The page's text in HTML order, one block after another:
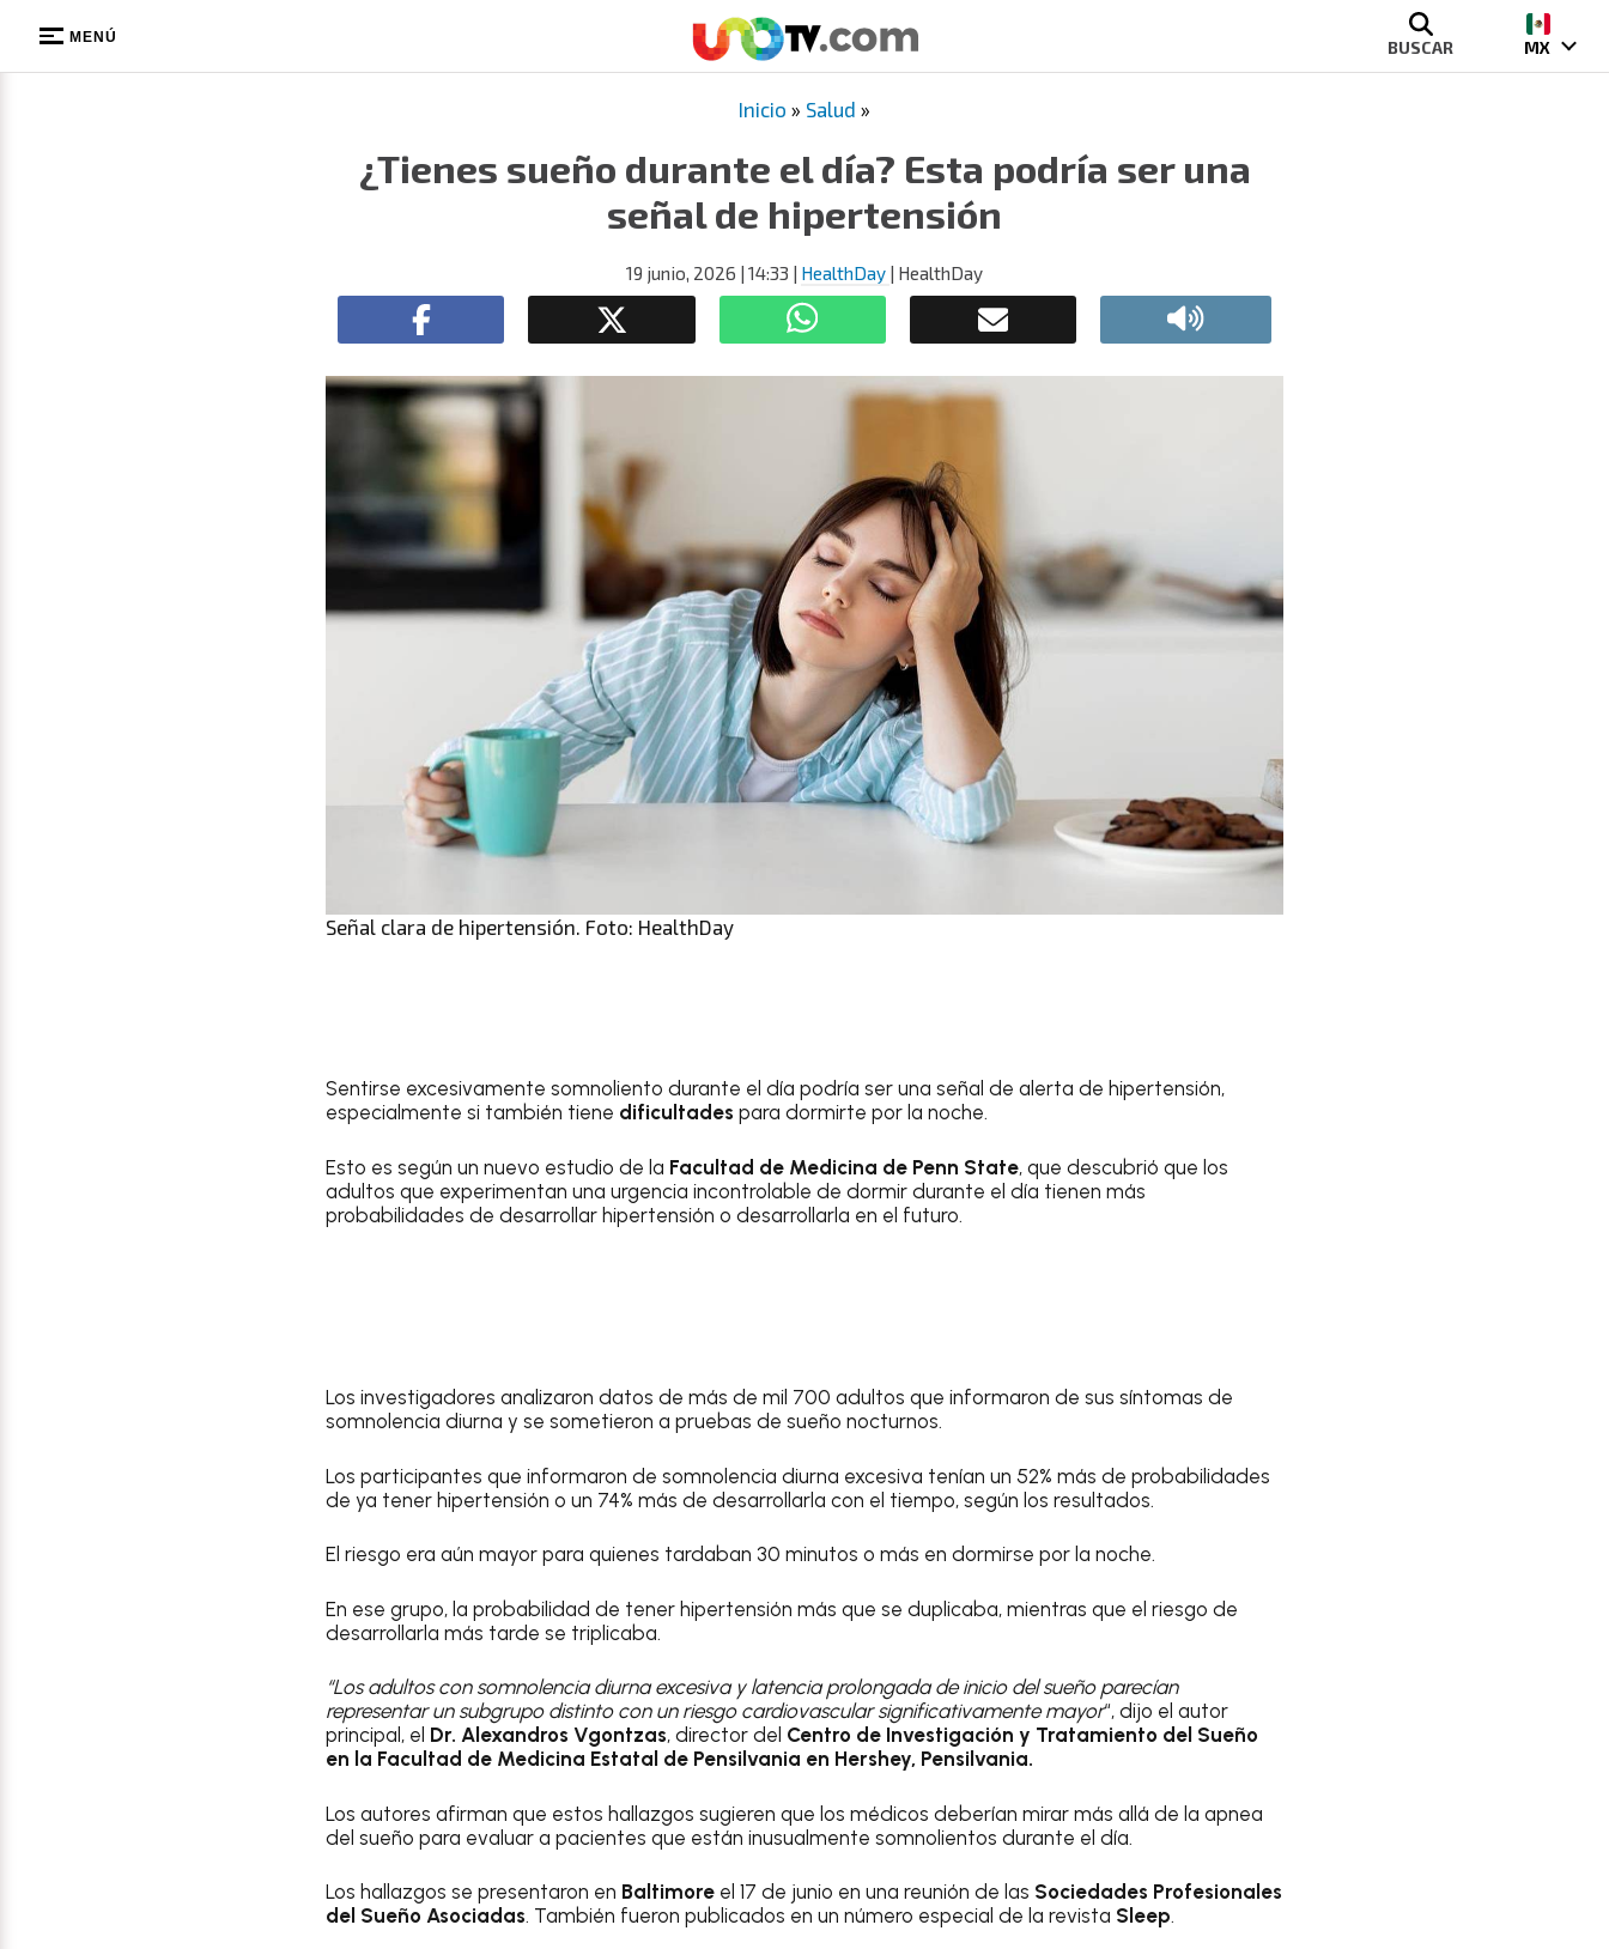
MENÚ BUSCAR MX
Inicio » Salud »
¿Tienes sueño durante el día? Esta podría ser una
señal de hipertensión
19 junio, 2026 | 14:33 | HealthDay | HealthDay
Señal clara de hipertensión. Foto: HealthDay
Sentirse excesivamente somnoliento durante el día podría ser una señal de alerta de hipertensión,
especialmente si también tiene dificultades para dormirte por la noche.
Esto es según un nuevo estudio de la Facultad de Medicina de Penn State, que descubrió que los
adultos que experimentan una urgencia incontrolable de dormir durante el día tienen más
probabilidades de desarrollar hipertensión o desarrollarla en el futuro.
Los investigadores analizaron datos de más de mil 700 adultos que informaron de sus síntomas de
somnolencia diurna y se sometieron a pruebas de sueño nocturnos.
Los participantes que informaron de somnolencia diurna excesiva tenían un 52% más de probabilidades
de ya tener hipertensión o un 74% más de desarrollarla con el tiempo, según los resultados.
El riesgo era aún mayor para quienes tardaban 30 minutos o más en dormirse por la noche.
En ese grupo, la probabilidad de tener hipertensión más que se duplicaba, mientras que el riesgo de
desarrollarla más tarde se triplicaba.
“Los adultos con somnolencia diurna excesiva y latencia prolongada de inicio del sueño parecían
representar un subgrupo distinto con un riesgo cardiovascular significativamente mayor“, dijo el autor
principal, el Dr. Alexandros Vgontzas, director del Centro de Investigación y Tratamiento del Sueño
en la Facultad de Medicina Estatal de Pensilvania en Hershey, Pensilvania.
Los autores afirman que estos hallazgos sugieren que los médicos deberían mirar más allá de la apnea
del sueño para evaluar a pacientes que están inusualmente somnolientos durante el día.
Los hallazgos se presentaron en Baltimore el 17 de junio en una reunión de las Sociedades Profesionales
del Sueño Asociadas. También fueron publicados en un número especial de la revista Sleep.